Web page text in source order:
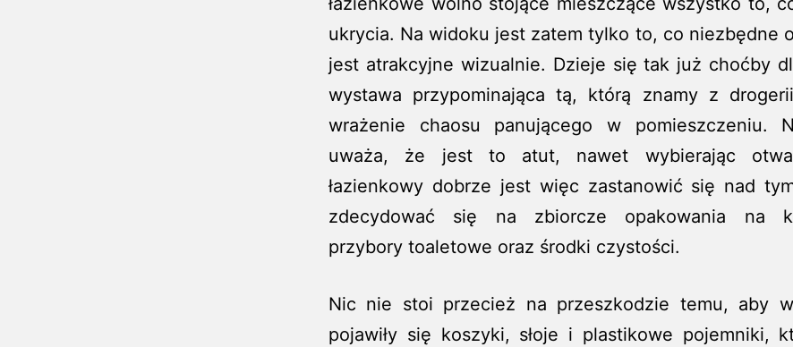
ukrycia. Na widoku jest zatem tylko to, co niezbędne
jest atrakcyjne wizualnie. Dzieje się tak już choćby
wystawa przypominająca tą, którą znamy z
wrażenie chaosu panującego w pomieszczeniu.
uważa, że jest to atut, nawet wybierając
łazienkowy dobrze jest więc zastanowić się nad
zdecydować się na zbiorcze opakowania na
przybory toaletowe oraz środki czystości.
Nic nie stoi przecież na przeszkodzie temu, aby w
pojawiły się koszyki, słoje i plastikowe pojemniki,